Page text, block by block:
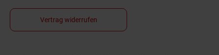
Vertrag widerrufen